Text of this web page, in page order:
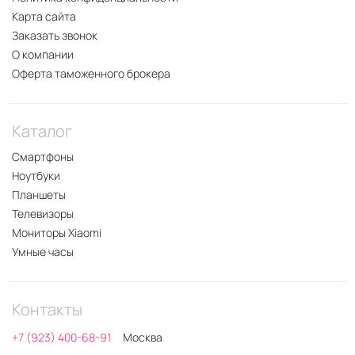
Большой ёмкостью аккумулятора;
Возможностью включения в экосистему
Аpple;;
Долговечностью.
Карта сайта
Заказать звонок
О компании
Оферта таможенного брокера
Каталог
Смартфоны
Ноутбуки
Планшеты
Телевизоры
Мониторы Xiaomi
Умные часы
Контакты
+7 (923) 400-68-91
Москва